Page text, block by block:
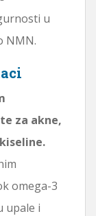
u
NMN.
za akne,
omega-3
upale i